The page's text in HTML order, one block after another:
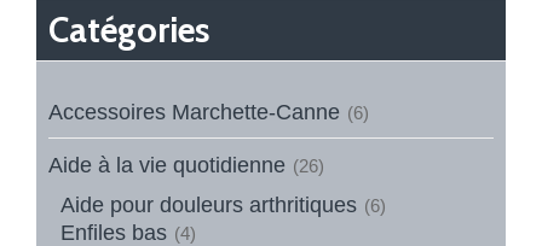
Catégories
Accessoires Marchette-Canne (6)
Aide à la vie quotidienne (26)
Aide pour douleurs arthritiques (6)
Enfiles bas (4)